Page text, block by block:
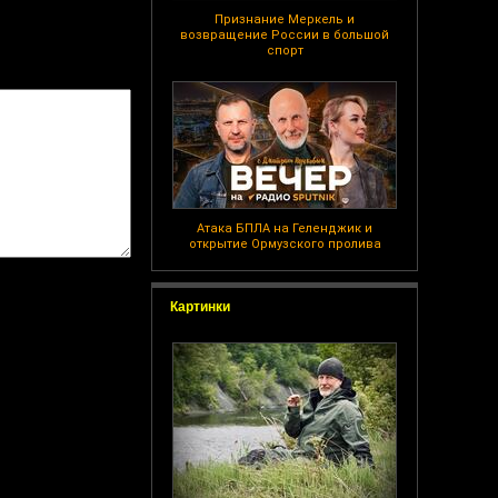
Признание Меркель и
возвращение России в большой
спорт
Атака БПЛА на Геленджик и
открытие Ормузского пролива
Картинки